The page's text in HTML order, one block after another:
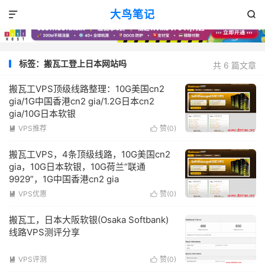
大鸟笔记 

共 6 篇文章
标签：搬瓦工登上日本网站吗
搬瓦工VPS顶级线路整理：10G美国cn2
gia/1G中国香港cn2 gia/1.2G日本cn2
gia/10G日本软银
 赞(0)
 VPS推荐
搬瓦工VPS，4条顶级线路，10G美国cn2
gia，10G日本软银，10G荷兰“联通
9929”，1G中国香港cn2 gia
 赞(0)
 VPS优惠
搬瓦工，日本大阪软银(Osaka Softbank)
线路VPS测评分享
 赞(0)
 VPS评测